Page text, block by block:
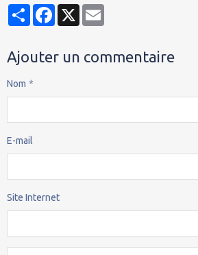
PartagerFacebook
X
Ajouter un commentaire
Nom
E-mail
Site Internet